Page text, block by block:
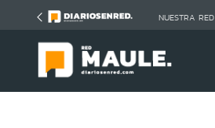
NUESTRA RED